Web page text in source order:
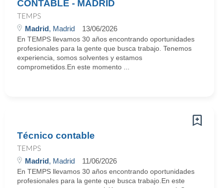
CONTABLE - MADRID
TEMPS
Madrid, Madrid 13/06/2026
En TEMPS llevamos 30 años encontrando oportunidades
profesionales para la gente que busca trabajo. Tenemos
experiencia, somos solventes y estamos
comprometidos.En este momento ...
Técnico contable
TEMPS
Madrid, Madrid 11/06/2026
En TEMPS llevamos 30 años encontrando oportunidades
profesionales para la gente que busca trabajo.En este